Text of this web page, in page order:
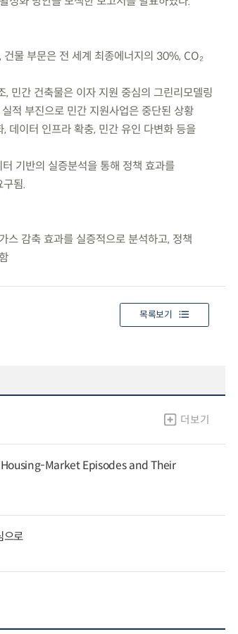
물 부문은 전 세계 최종에너지의 30%, CO₂
민간 건축물은 이자 지원 중심의 그린리모델링
적 부진으로 민간 지원사업은 중단된 상황
데이터 인프라 확충, 민간 유인 다변화 등을
기반의 실증분석을 통해 정책 효과를
됨.
스 감축 효과를 실증적으로 분석하고, 정책
목록보기
더보기
Market Episodes and Their
으로